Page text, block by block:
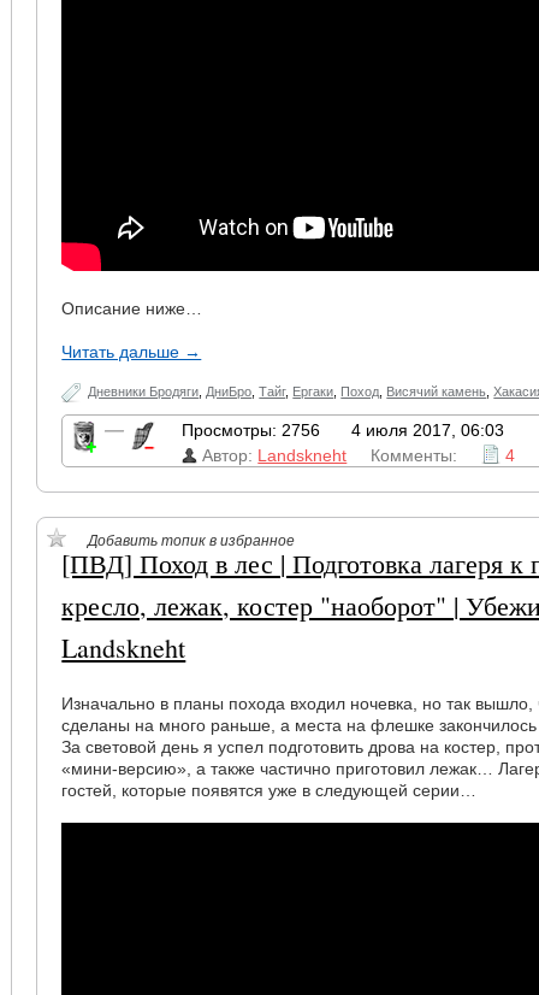
Описание ниже…
Читать дальше →
Дневники Бродяги ДниБро ,Тайг, Ергаки Поход Висячий камень ,
— Просмотры: 2756
4 июля 2017, 06:03
Автор: Landskneht Комменты: 4
Добавить топик в избранное
[ПВД] Поход в лес | Подготовка лагеря к
кресло, лежак, костер "наоборот" |
Landskneht
Изначально в планы похода входил ночевка, но так
сделаны на много раньше, а места на флешке
За световой день я успел подготовить дрова на костер,
«мини-версию», а также частично приготовил лежак…
гостей, которые появятся уже в следующей серии…